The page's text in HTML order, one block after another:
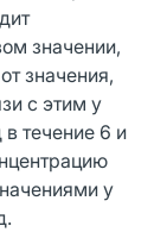
значении,
значения,
с этим у
течение 6 и
у